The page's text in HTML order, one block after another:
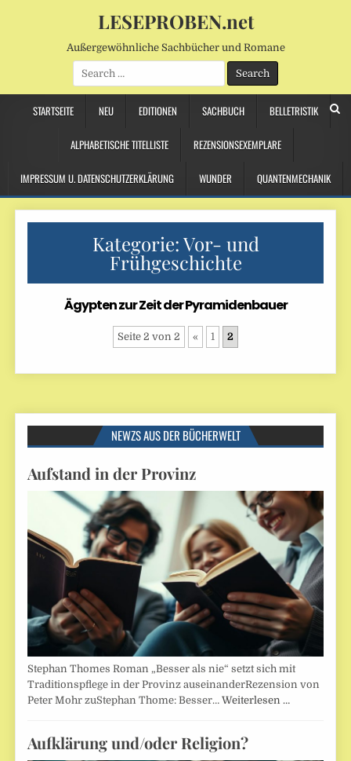
LESEPROBEN.net
Außergewöhnliche Sachbücher und Romane
Search
for:
STARTSEITE NEU EDITIONEN SACHBUCH BELLETRISTIK
ALPHABETISCHE TITELLISTE REZENSIONSEXEMPLARE
IMPRESSUM U. DATENSCHUTZERKLÄRUNG WUNDER QUANTENMECHANIK
Kategorie:Vor- und
Frühgeschichte
Ägypten zur Zeit der Pyramidenbauer
Seite 2 von 2 « 1 2
NEWZS AUS DER BÜCHERWELT
Aufstand in der Provinz
Stephan Thomes Roman „Besser als nie“ setzt sich mit
Traditionspflege in der Provinz auseinanderRezension von
Peter Mohr zuStephan Thome: Besser…Weiterlesen …
Aufklärung und/oder Religion?